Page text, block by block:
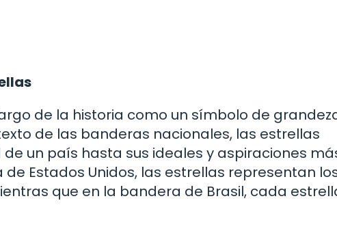
de la historia como un símbolo de
de las banderas nacionales, las estrellas
un país hasta sus ideales y aspiraciones
Estados Unidos, las estrellas representan
que en la bandera de Brasil, cada